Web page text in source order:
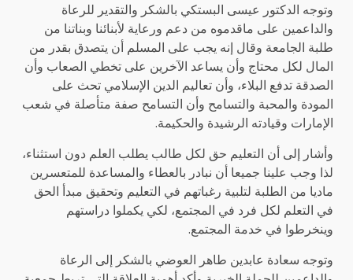
وتوجه الدكتور عيسى البستكي بالشكر والتقدير للرعاة
والداعمين على ماقدموه من دعم ورعاية لأبنائنا وبناتنا من
طلبة الجامعة وقال إنه يجب على المسلم أن يتصدق بقدر من
المال لكل محتاج وأن يساعد الآخرين على تخطي الصعاب وأن
الصدقة تدفع البلاء، وأن تعاليم الدين الإسلامي تحث على
المودة والمحبة والتسامح وأن التسامح صفة متأصلة في شعب
الإمارات وقيادته الرشيدة والحكيمة.
وأشار إلى أن التعليم حق لكل طالب يطلب العلم دون استثناء،
لذا وجب علينا جميعا أن نبادر بالعطاء والمساعدة للمتعسرين
ماديا من الطلبة لتلبية رغباتهم في التعليم وتحقيق مبدأ الحق
في التعلم لكل فرد في المجتمع، لكي يكملوا دراستهم
وينخرطوا في خدمة المجتمع.
وتوجه سعادة عابدين طاهر العوضي بالشكر إلى الرعاة